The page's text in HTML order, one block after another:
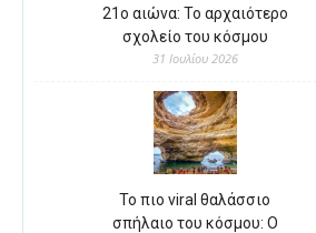
21ο αιώνα: Το αρχαιότερο
σχολείο του κόσμου
31 Ιουλίου 2026
Το πιο viral θαλάσσιο
σπήλαιο του κόσμου: Ο